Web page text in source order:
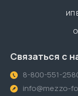
ИП
Связаться с
8-800-551-
info@mezzo-